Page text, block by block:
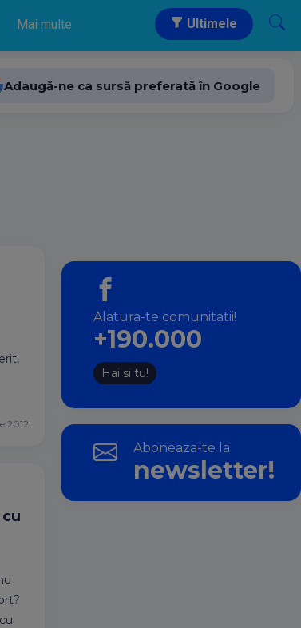
Mai multe Ultimele
Adaugă-ne ca sursă preferată în Google
2012
Alatura-te comunitatii!
+190.000
Hai si tu!
Aboneaza-te la
newsletter!